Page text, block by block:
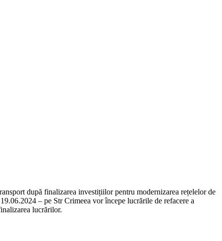
după finalizarea investițiilor pentru modernizarea rețelelor de
– pe Str Crimeea vor începe lucrările de refacere a
lucrărilor.